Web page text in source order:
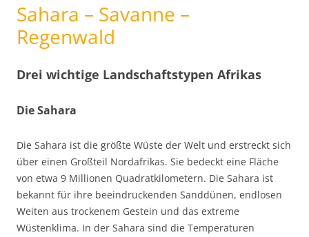
Sahara – Savanne –
Regenwald
Drei wichtige Landschaftstypen Afrikas
Die Sahara
Die Sahara ist die größte Wüste der Welt und erstreckt sich
über einen Großteil Nordafrikas. Sie bedeckt eine Fläche
von etwa 9 Millionen Quadratkilometern. Die Sahara ist
bekannt für ihre beeindruckenden Sanddünen, endlosen
Weiten aus trockenem Gestein und das extreme
Wüstenklima. In der Sahara sind die Temperaturen